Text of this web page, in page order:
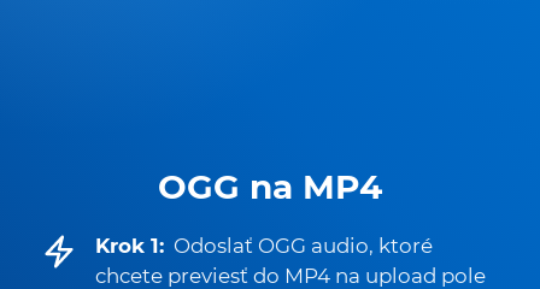
OGG na MP4
Krok 1: Odoslať OGG audio, ktoré
chcete previesť do MP4 na upload pole